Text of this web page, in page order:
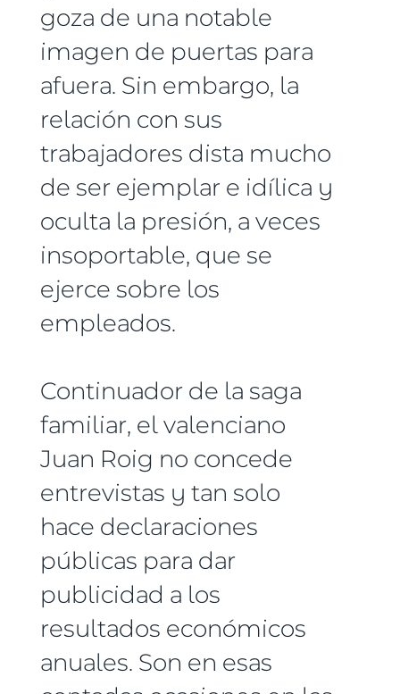
goza de una notable
imagen de puertas para
afuera. Sin embargo, la
relación con sus
trabajadores dista mucho
de ser ejemplar e idílica y
oculta la presión, a veces
insoportable, que se
ejerce sobre los
empleados.
Continuador de la saga
familiar, el valenciano
Juan Roig no concede
entrevistas y tan solo
hace declaraciones
públicas para dar
publicidad a los
resultados económicos
anuales. Son en esas